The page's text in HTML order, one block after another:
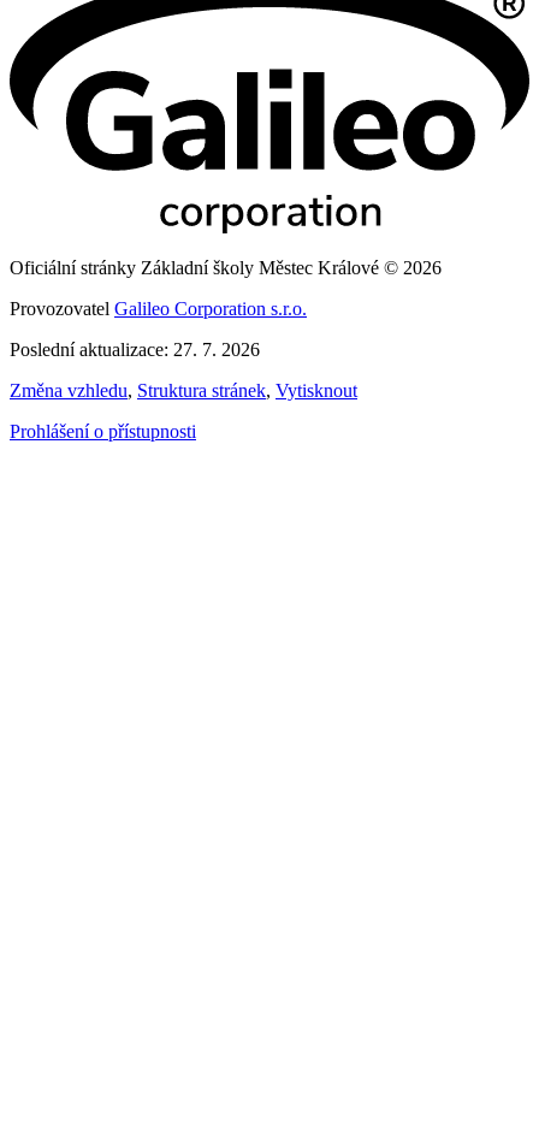
Oficiální stránky Základní školy Městec Králové © 2026
Provozovatel Galileo Corporation s.r.o.
Poslední aktualizace: 27. 7. 2026
Změna vzhledu, Struktura stránek, Vytisknout
Prohlášení o přístupnosti